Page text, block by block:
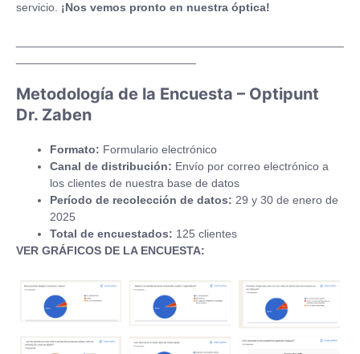
servicio. ¡Nos vemos pronto en nuestra óptica!
Metodología de la Encuesta – Optipunt
Dr. Zaben
Formato: Formulario electrónico
Canal de distribución: Envío por correo electrónico a
los clientes de nuestra base de datos
Período de recolección de datos: 29 y 30 de enero de
2025
Total de encuestados: 125 clientes
VER GRÁFICOS DE LA ENCUESTA: